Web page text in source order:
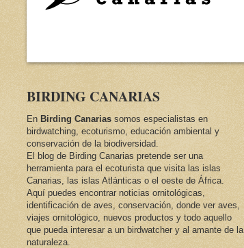
BIRDING CANARIAS
En Birding Canarias somos especialistas en
birdwatching, ecoturismo, educación ambiental y
conservación de la biodiversidad.
El blog de Birding Canarias pretende ser una
herramienta para el ecoturista que visita las islas
Canarias, las islas Atlánticas o el oeste de África.
Aquí puedes encontrar noticias ornitológicas,
identificación de aves, conservación, donde ver aves,
viajes ornitológico, nuevos productos y todo aquello
que pueda interesar a un birdwatcher y al amante de la
naturaleza.